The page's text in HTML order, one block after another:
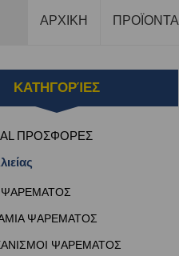
ΑΡΧΙΚΗ ΠΡΟΪΟΝΤΑ
ΚΑΤΗΓΟΡΊΕΣ
ΠΡΟΣΦΟΡΕΣ
ΨΑΡΕΜΑΤΟΣ
ΨΑΡΕΜΑΤΟΣ
ΨΑΡΕΜΑΤΟΣ